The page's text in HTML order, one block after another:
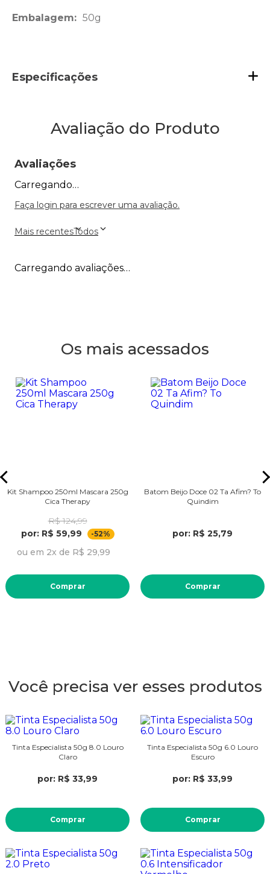
Embalagem: 50g
Especificações
Avaliação do Produto
Avaliações
Carregando…
Faça login para escrever uma avaliação.
Mais recentesTodos
Carregando avaliações…
Os mais acessados
Kit Shampoo 250ml Mascara 250g
Cica Therapy
R$ 124,99
por: R$ 59,99
-52%
ou em 2x de R$ 29,99
Comprar
Batom Beijo Doce 02 Ta Afim? To
Quindim
por: R$ 25,79
Comprar
Você precisa ver esses produtos
Tinta Especialista 50g 8.0 Louro
Claro
por: R$ 33,99
Comprar
Tinta Especialista 50g 6.0 Louro
Escuro
por: R$ 33,99
Comprar